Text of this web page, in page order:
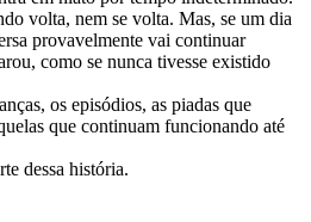
volta, nem se volta. Mas, se um dia
provavelmente vai continuar
como se nunca tivesse existido
os episódios, as piadas que
que continuam funcionando até
dessa história.